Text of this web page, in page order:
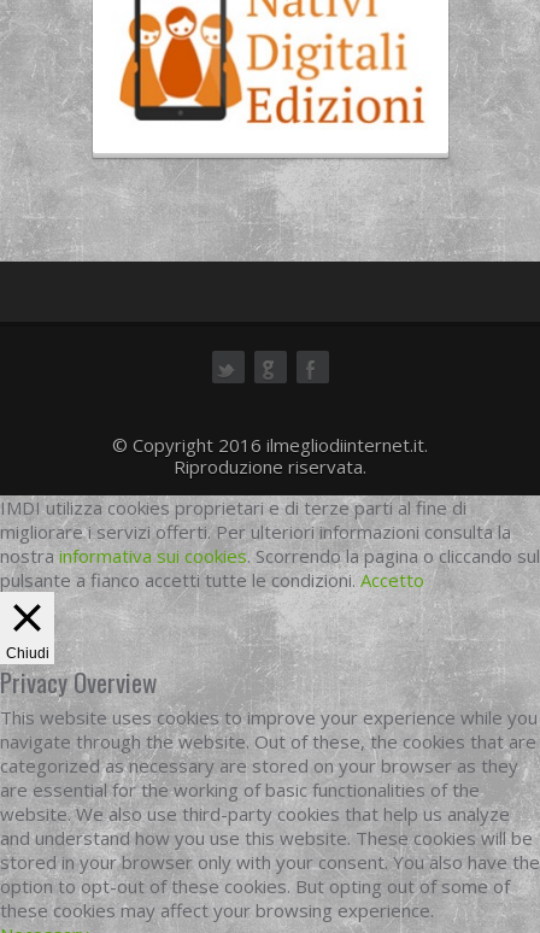
© Copyright 2016 ilmegliodiinternet.it.
Riproduzione riservata.
IMDI utilizza cookies proprietari e di terze parti al fine di
migliorare i servizi offerti. Per ulteriori informazioni consulta la
nostrainformativa sui cookies. Scorrendo la pagina o cliccando sul
pulsante a fianco accetti tutte le condizioni.Accetto
Chiudi
Privacy Overview
This website uses cookies to improve your experience while you
navigate through the website. Out of these, the cookies that are
categorized as necessary are stored on your browser as they
are essential for the working of basic functionalities of the
website. We also use third-party cookies that help us analyze
and understand how you use this website. These cookies will be
stored in your browser only with your consent. You also have the
option to opt-out of these cookies. But opting out of some of
these cookies may affect your browsing experience.